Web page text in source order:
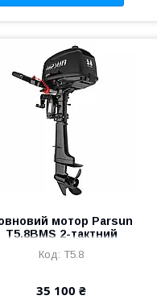
мотор Parsun
Т5.8BMS 2-тактний
T5.8
35 100 ₴